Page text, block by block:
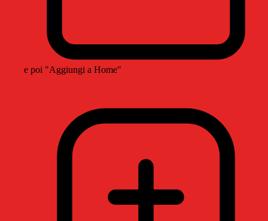
e poi "Aggiungi a Home"